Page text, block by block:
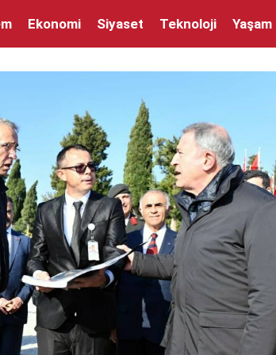
Ekonomi Siyaset Teknoloji Yaşam